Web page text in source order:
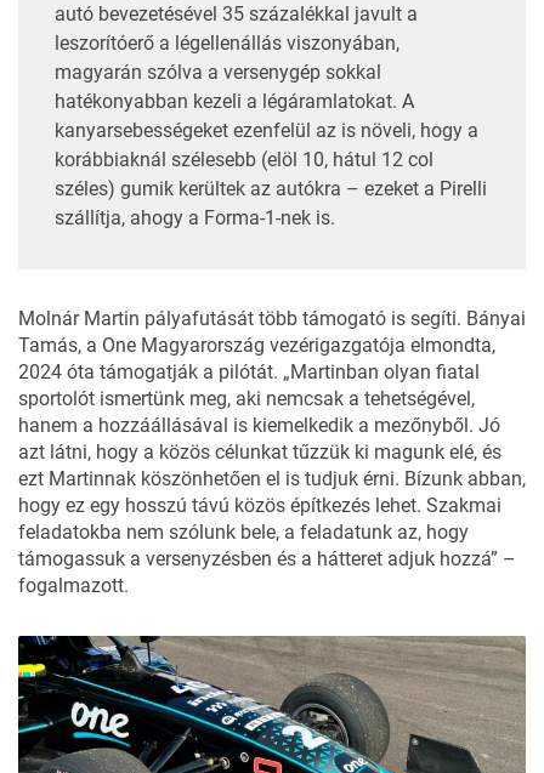
autó bevezetésével 35 százalékkal javult a
leszorítóerő a légellenállás viszonyában,
magyarán szólva a versenygép sokkal
hatékonyabban kezeli a légáramlatokat. A
kanyarsebességeket ezenfelül az is növeli, hogy a
korábbiaknál szélesebb (elöl 10, hátul 12 col
széles) gumik kerültek az autókra – ezeket a Pirelli
szállítja, ahogy a Forma-1-nek is.
Molnár Martin pályafutását több támogató is segíti. Bányai
Tamás, a One Magyarország vezérigazgatója elmondta,
2024 óta támogatják a pilótát. „Martinban olyan fiatal
sportolót ismertünk meg, aki nemcsak a tehetségével,
hanem a hozzáállásával is kiemelkedik a mezőnyből. Jó
azt látni, hogy a közös célunkat tűzzük ki magunk elé, és
ezt Martinnak köszönhetően el is tudjuk érni. Bízunk abban,
hogy ez egy hosszú távú közös építkezés lehet. Szakmai
feladatokba nem szólunk bele, a feladatunk az, hogy
támogassuk a versenyzésben és a hátteret adjuk hozzá” –
fogalmazott.